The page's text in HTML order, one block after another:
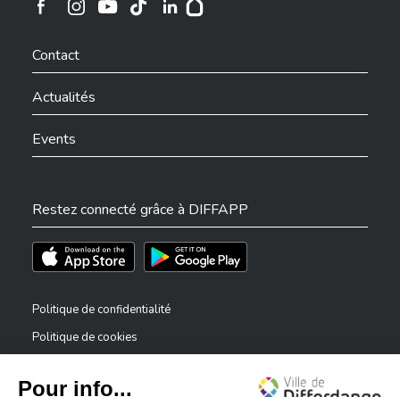
Ville de Differdange sur Instagram
Contact
Actualités
Events
Restez connecté grâce à DIFFAPP
Téléchargez l'app sur l'App StoreTéléchargez l'app sur Play Store
Politique de confidentialité
Politique de cookies
Déclaration d’accessibilité